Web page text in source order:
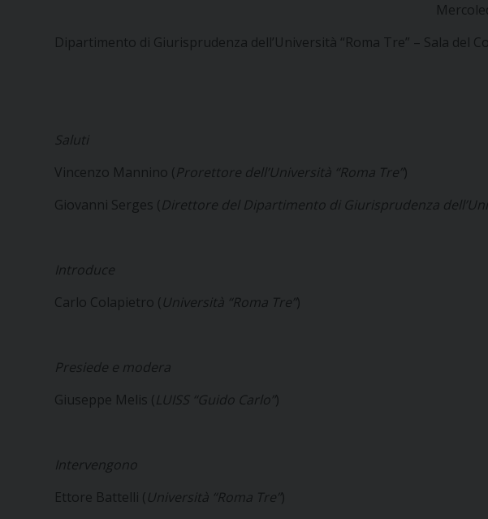
Dipartimento di Giurisprudenza dell’Università “Roma Tre” – Sala del
Saluti
Vincenzo Mannino (Prorettore dell’Università “Roma Tre”)
Giovanni Serges (Direttore del Dipartimento di Giurisprudenza
Introduce
Carlo Colapietro (Università “Roma Tre”)
Presiede e modera
Giuseppe Melis (LUISS “Guido Carlo”)
Intervengono
Ettore Battelli (Università “Roma Tre”)